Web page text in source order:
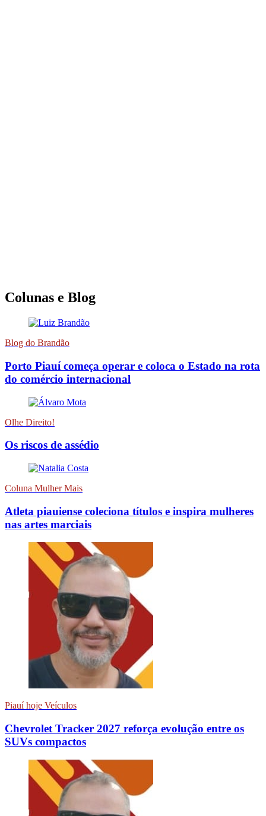
Colunas e Blog
Blog do Brandão
Porto Piauí começa operar e coloca o Estado na rota
do comércio internacional
Olhe Direito!
Os riscos de assédio
Coluna Mulher Mais
Atleta piauiense coleciona títulos e inspira mulheres
nas artes marciais
Piauí hoje Veículos
Chevrolet Tracker 2027 reforça evolução entre os
SUVs compactos